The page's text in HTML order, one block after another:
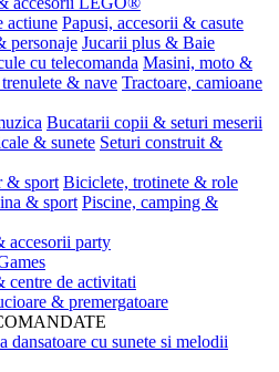
actiune Papusi, accesorii & casute
personaje Jucarii plus & Baie
cu telecomanda Masini, moto &
& nave Tractoare, camioane
Bucatarii copii & seturi meserii
& sunete Seturi construit &
& sport Biciclete, trotinete & role
& sport Piscine, camping &
accesorii party
centre de activitati
& premergatoare
dansatoare cu sunete si melodii